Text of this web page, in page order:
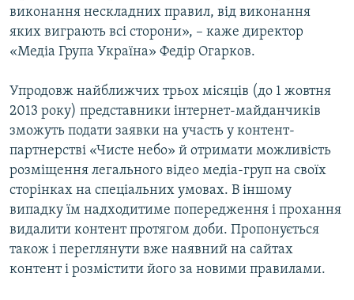
виконання нескладних правил, від виконання
яких виграють всі сторони», – каже директор
«Медіа Група Україна» Федір Огарков.
Упродовж найближчих трьох місяців (до 1 жовтня
2013 року) представники інтернет-майданчиків
зможуть подати заявки на участь у контент-
партнерстві «Чисте небо» й отримати можливість
розміщення легального відео медіа-груп на своїх
сторінках на спеціальних умовах. В іншому
випадку їм надходитиме попередження і прохання
видалити контент протягом доби. Пропонується
також і переглянути вже наявний на сайтах
контент і розмістити його за новими правилами.